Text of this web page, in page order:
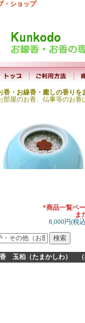
ショップ
香・お線香・癒しの香り
部屋のお香、仏事等のお
*商品一覧ペ
ま
8,000円(税
玉柏（たまかしわ） （